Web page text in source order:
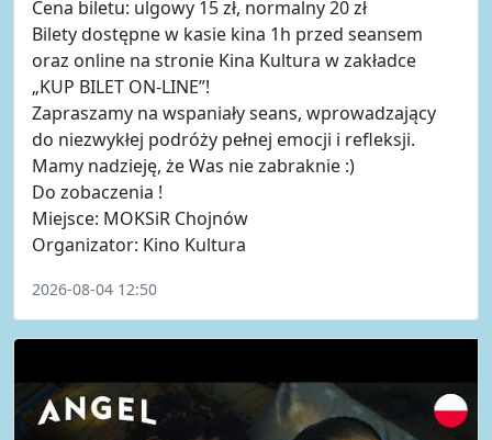
Cena biletu: ulgowy 15 zł, normalny 20 zł
Bilety dostępne w kasie kina 1h przed seansem
oraz online na stronie Kina Kultura w zakładce
„KUP BILET ON-LINE”!
Zapraszamy na wspaniały seans, wprowadzający
do niezwykłej podróży pełnej emocji i refleksji.
Mamy nadzieję, że Was nie zabraknie :)
Do zobaczenia !
Miejsce: MOKSiR Chojnów
Organizator: Kino Kultura
2026-08-04 12:50